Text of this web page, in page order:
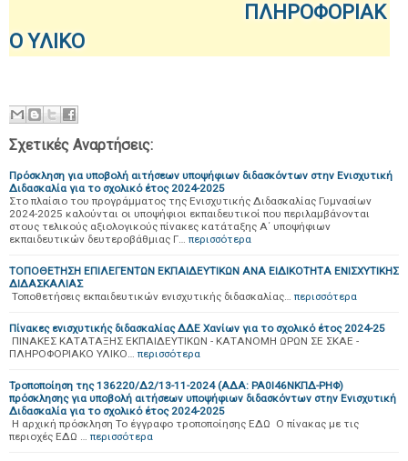
ΠΛΗΡΟΦΟΡΙΑΚ
Ο ΥΛΙΚΟ
Σχετικές Αναρτήσεις:
Πρόσκληση για υποβολή αιτήσεων υποψήφιων διδασκόντων στην Ενισχυτική
Διδασκαλία για το σχολικό έτος 2024-2025
Στο πλαίσιο του προγράμματος της Ενισχυτικής Διδασκαλίας Γυμνασίων
2024-2025 καλούνται οι υποψήφιοι εκπαιδευτικοί που περιλαμβάνονται
στους τελικούς αξιολογικούς πίνακες κατάταξης Α΄ υποψήφιων
εκπαιδευτικών δευτεροβάθμιας Γ… περισσότερα
ΤΟΠΟΘΕΤΗΣΗ ΕΠΙΛΕΓΕΝΤΩΝ ΕΚΠΑΙΔΕΥΤΙΚΩΝ ΑΝΑ ΕΙΔΙΚΟΤΗΤΑ ΕΝΙΣΧΥΤΙΚΗΣ
ΔΙΔΑΣΚΑΛΙΑΣ
Τοποθετήσεις εκπαιδευτικών ενισχυτικής διδασκαλίας… περισσότερα
Πίνακες ενισχυτικής διδασκαλίας ΔΔΕ Χανίων για το σχολικό έτος 2024-25
ΠΙΝΑΚΕΣ ΚΑΤΑΤΑΞΗΣ ΕΚΠΑΙΔΕΥΤΙΚΩΝ - ΚΑΤΑΝΟΜΗ ΩΡΩΝ ΣΕ ΣΚΑΕ -
ΠΛΗΡΟΦΟΡΙΑΚΟ ΥΛΙΚΟ… περισσότερα
Τροποποίηση της 136220/Δ2/13-11-2024 (ΑΔΑ: ΡΑ0Ι46ΝΚΠΔ-ΡΗΦ)
πρόσκλησης για υποβολή αιτήσεων υποψήφιων διδασκόντων στην Ενισχυτική
Διδασκαλία για το σχολικό έτος 2024-2025
Η αρχική πρόσκληση Το έγγραφο τροποποίησης ΕΔΩ Ο πίνακας με τις
περιοχές ΕΔΩ … περισσότερα